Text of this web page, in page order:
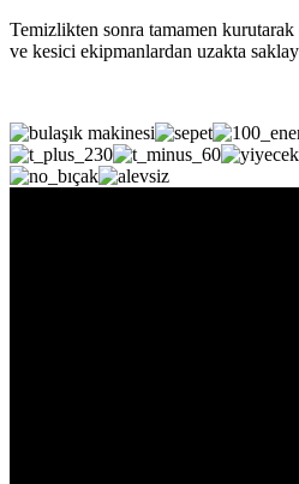
Temizlikten sonra tamamen kurutarak
ve kesici ekipmanlardan uzakta